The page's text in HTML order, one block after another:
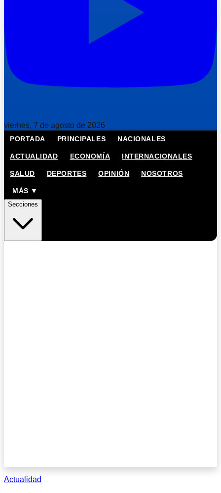
viernes, 7 de agosto de 2026
PORTADA PRINCIPALES NACIONALES
ACTUALIDAD ECONOMÍA INTERNACIONALES
SALUD DEPORTES OPINIÓN NOSOTROS
MÁS ▼
Secciones
Actualidad